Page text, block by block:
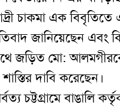
চাকমা এক বিবৃতিতে
জানিয়েছেন এবং
জড়িত মো:
দাবি করেছেন।
চট্টগ্রামে বাঙালি